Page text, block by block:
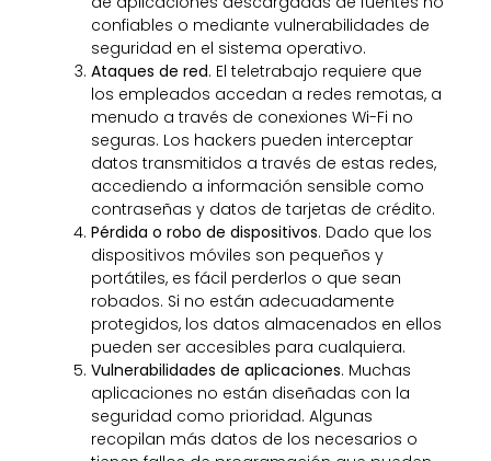
confiables o mediante vulnerabilidades de
seguridad en el sistema operativo.
Ataques de red. El teletrabajo requiere que
los empleados accedan a redes remotas, a
menudo a través de conexiones Wi-Fi no
seguras. Los hackers pueden interceptar
datos transmitidos a través de estas redes,
accediendo a información sensible como
contraseñas y datos de tarjetas de crédito.
Pérdida o robo de dispositivos. Dado que los
dispositivos móviles son pequeños y
portátiles, es fácil perderlos o que sean
robados. Si no están adecuadamente
protegidos, los datos almacenados en ellos
pueden ser accesibles para cualquiera.
Vulnerabilidades de aplicaciones. Muchas
aplicaciones no están diseñadas con la
seguridad como prioridad. Algunas
recopilan más datos de los necesarios o